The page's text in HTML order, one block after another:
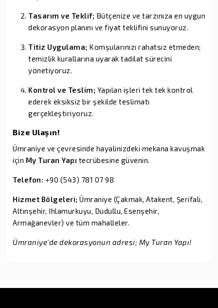
Tasarım ve Teklif; Bütçenize ve tarzınıza en uygun
dekorasyon planını ve fiyat teklifini sunuyoruz.
Titiz Uygulama; Komşularınızı rahatsız etmeden;
temizlik kurallarına uyarak tadilat sürecini
yönetiyoruz.
Kontrol ve Teslim; Yapılan işleri tek tek kontrol
ederek eksiksiz bir şekilde teslimatı
gerçekleştiriyoruz.
Bize Ulaşın!
Ümraniye ve çevresinde hayalinizdeki mekana kavuşmak
için My Turan Yapı tecrübesine güvenin.
Telefon: +90 (543) 781 07 98
Hizmet Bölgeleri; Ümraniye (Çakmak, Atakent, Şerifali,
Altınşehir, Ihlamurkuyu, Dudullu, Esenşehir,
Armağanevler) ve tüm mahalleler.
Ümraniye'de dekorasyonun adresi; My Turan Yapı!